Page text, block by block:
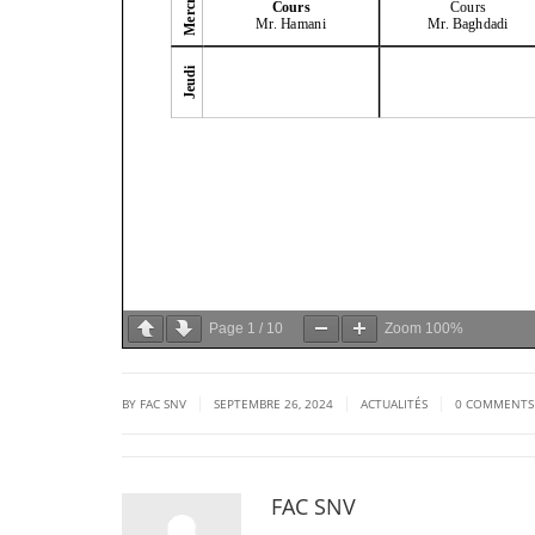
Page 1 / 10 Zoom 100%
BY FAC SNV SEPTEMBRE 26, 2024 ACTUALITÉS 0 COMMENTS
FAC SNV